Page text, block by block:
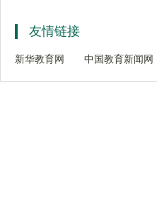
友情链接
新华教育网 中国教育新闻网